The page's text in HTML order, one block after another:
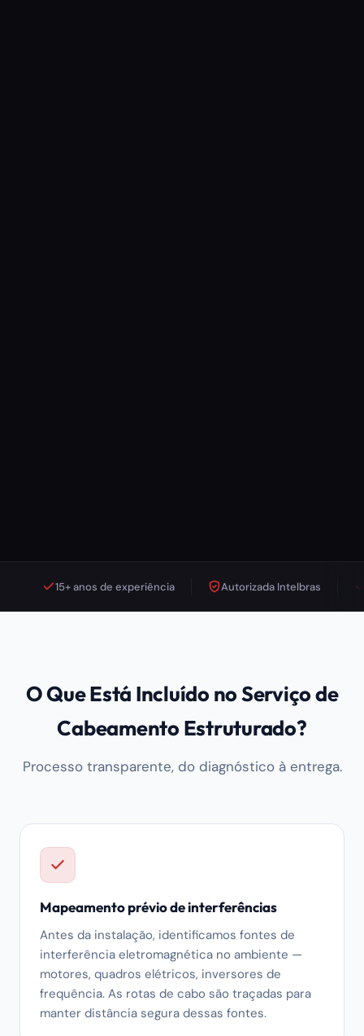
15+ anos de experiência Autorizada Intelbras
O Que Está Incluído no Serviço de
Cabeamento Estruturado?
Processo transparente, do diagnóstico à entrega.
Mapeamento prévio de interferências
Antes da instalação, identificamos fontes de
interferência eletromagnética no ambiente —
motores, quadros elétricos, inversores de
frequência. As rotas de cabo são traçadas para
manter distância segura dessas fontes.